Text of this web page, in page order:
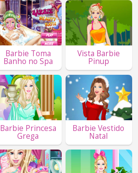
Barbie Toma
Banho no Spa
Vista Barbie
Pinup
Barbie Princesa
Grega
Barbie Vestido
Natal